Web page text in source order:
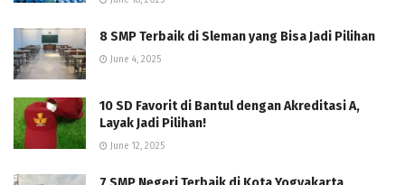
8 SMP Terbaik di Sleman yang Bisa Jadi Pilihan
June 4, 2025
10 SD Favorit di Bantul dengan Akreditasi A,
Layak Jadi Pilihan!
June 12, 2025